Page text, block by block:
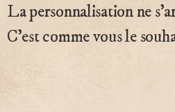
La personnalisation ne
C’est comme vous le